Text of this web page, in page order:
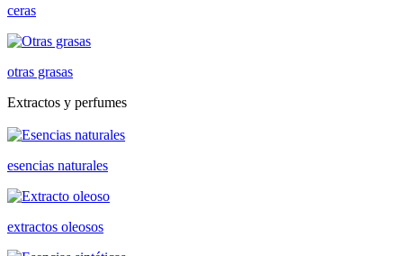
ceras
otras grasas
Extractos y perfumes
esencias naturales
extractos oleosos